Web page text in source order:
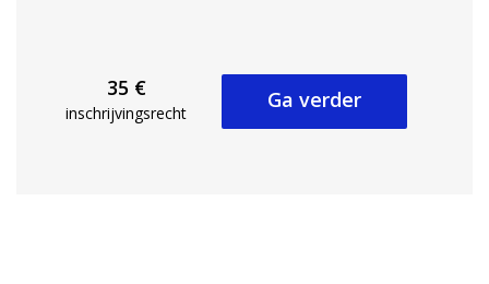
35 €
inschrijvingsrecht
Ga verder